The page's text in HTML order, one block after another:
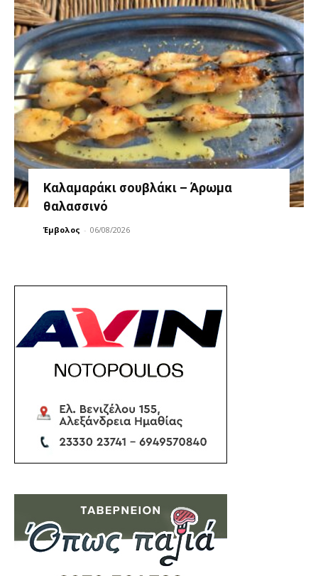
Καλαμαράκι σουβλάκι – Άρωμα
θαλασσινό
Έμβολος - 06/08/2026